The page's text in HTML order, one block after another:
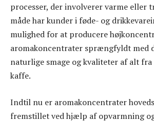
processer, der involverer varme eller
måde har kunder i føde- og
mulighed for at producere
aromakoncentrater sprængfyldt med
naturlige smage og kvaliteter af alt
kaffe.
Indtil nu er aromakoncentrater
fremstillet ved hjælp af opvarmning